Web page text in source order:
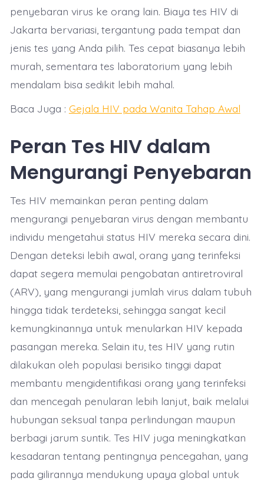
penyebaran virus ke orang lain. Biaya tes HIV di
Jakarta bervariasi, tergantung pada tempat dan
jenis tes yang Anda pilih. Tes cepat biasanya lebih
murah, sementara tes laboratorium yang lebih
mendalam bisa sedikit lebih mahal.
Baca Juga : Gejala HIV pada Wanita Tahap Awal
Peran Tes HIV dalam
Mengurangi Penyebaran
Tes HIV memainkan peran penting dalam
mengurangi penyebaran virus dengan membantu
individu mengetahui status HIV mereka secara dini.
Dengan deteksi lebih awal, orang yang terinfeksi
dapat segera memulai pengobatan antiretroviral
(ARV), yang mengurangi jumlah virus dalam tubuh
hingga tidak terdeteksi, sehingga sangat kecil
kemungkinannya untuk menularkan HIV kepada
pasangan mereka. Selain itu, tes HIV yang rutin
dilakukan oleh populasi berisiko tinggi dapat
membantu mengidentifikasi orang yang terinfeksi
dan mencegah penularan lebih lanjut, baik melalui
hubungan seksual tanpa perlindungan maupun
berbagi jarum suntik. Tes HIV juga meningkatkan
kesadaran tentang pentingnya pencegahan, yang
pada gilirannya mendukung upaya global untuk